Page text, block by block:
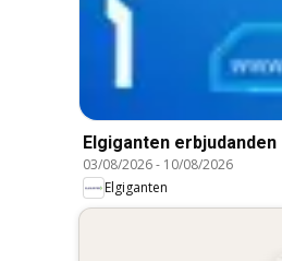
Elgiganten erbjudanden
03/08/2026- 10/08/2026
Elgiganten